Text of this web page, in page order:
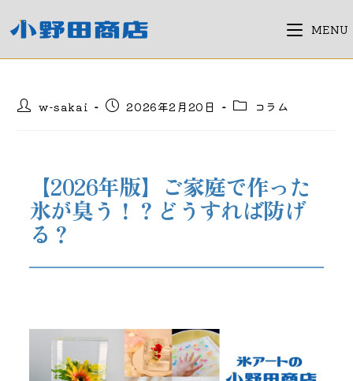
ン
MENU
投
w-sakai
投
2026年2月20日
投
リ
ー:
コラム
【2026年版】ご家庭で作った
氷が臭う！？どうすれば防げ
る？